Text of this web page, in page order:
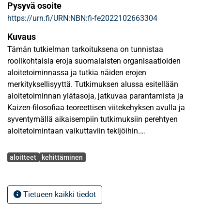
Pysyvä osoite
https://urn.fi/URN:NBN:fi-fe2022102663304
Kuvaus
Tämän tutkielman tarkoituksena on tunnistaa
roolikohtaisia eroja suomalaisten organisaatioiden
aloitetoiminnassa ja tutkia näiden erojen
merkityksellisyyttä. Tutkimuksen alussa esitellään
aloitetoiminnan ylätasoja, jatkuvaa parantamista ja
Kaizen-filosofiaa teoreettisen viitekehyksen avulla ja
syventymällä aikaisempiin tutkimuksiin perehtyen
aloitetoimintaan vaikuttaviin tekijöihin.
Aikaisempien tutkimusten perusteella aloitetoiminnalla on
kustannussäästöt (Buech, 2010). Toinen merkittävä hyöty
liittyy työhyvinvointiin, jotka saavutetaan jatkuvan
Avainsanat
aloitteet kehittäminen
Tietueen kaikki tiedot